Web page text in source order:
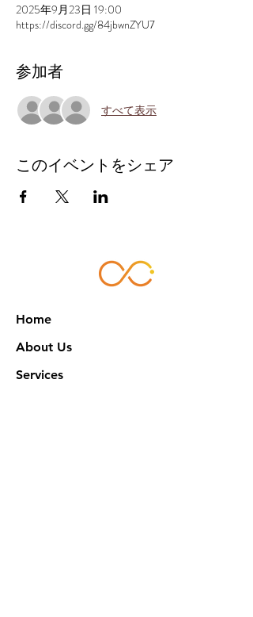
2025年9月23日 19:00
https://discord.gg/84jbwnZYU7
参加者
すべて表示
このイベントをシェア
Home
About Us
Services